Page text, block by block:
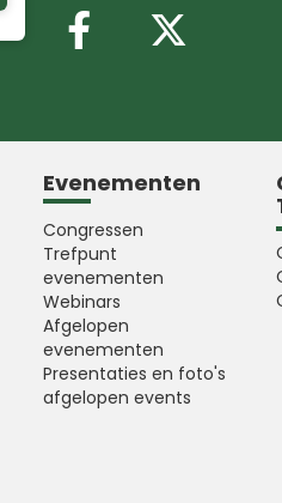
Volg ons
Evenementen
Congressen
Trefpunt
evenementen
Webinars
Afgelopen
evenementen
Presentaties en foto's
afgelopen events